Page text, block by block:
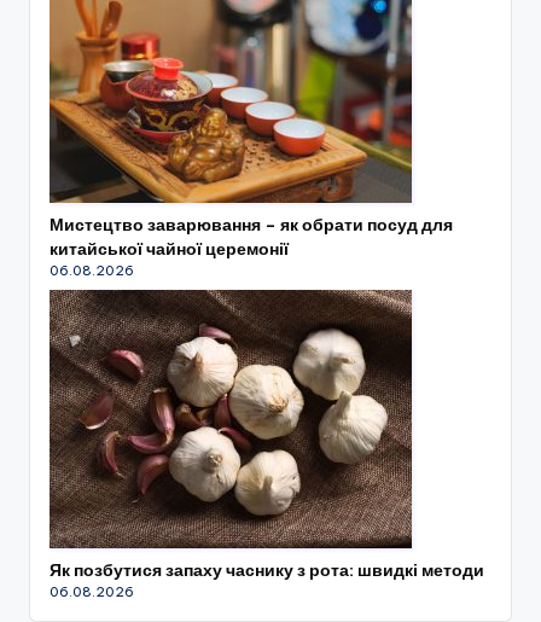
Мистецтво заварювання – як обрати посуд для
китайської чайної церемонії
06.08.2026
Як позбутися запаху часнику з рота: швидкі методи
06.08.2026